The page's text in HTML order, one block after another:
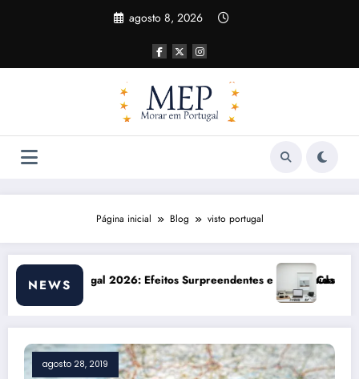
agosto 8, 2026
Página inicial Blog visto portugal
NEWS
Custo de vida em Portugal 2026: impactos reais e ajustes
agosto 28, 2019